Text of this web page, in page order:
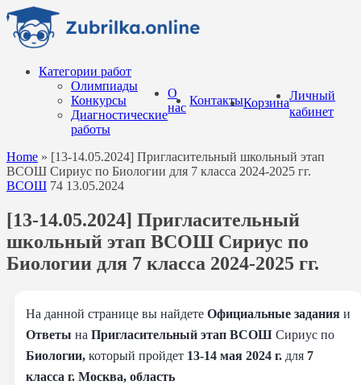
Перейти
содержанию
Категории работ
Олимпиады
Конкурсы
Диагностические
работы
О
нас
КонтактыКорзина
Личный
кабинет
Home » [13-14.05.2024] Пригласительный школьный этап
ВСОШ Сириус по Биологии для 7 класса 2024-2025 гг.
ВСОШ 74 13.05.2024
[13-14.05.2024] Пригласительный
школьный этап ВСОШ Сириус по
Биологии для 7 класса 2024-2025 гг.
На данной странице вы найдете Официальные задания и
Ответы на Пригласительный этап ВСОШ Сириус по
Биологии, который пройдет 13-14 мая 2024 г. для 7
класса г. Москва, область